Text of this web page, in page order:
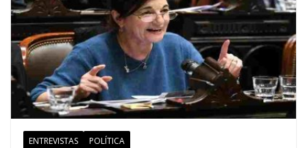
ENTREVISTAS POLÍTICA